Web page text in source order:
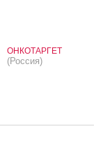
ОНКОТАРГЕТ
(Россия)